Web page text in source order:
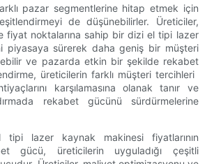
pazar segmentlerine hitap etmek için
de düşünebilirler. Üreticiler,
fiyat noktalarına sahip bir dizi el tipi lazer
piyasaya sürerek daha geniş bir müşteri
ve pazarda etkin bir şekilde rekabet
üreticilerin farklı müşteri tercihleri
karşılamasına olanak tanır ve
rekabet gücünü sürdürmelerine
lazer kaynak makinesi fiyatlarının
gücü, üreticilerin uyguladığı çeşitli